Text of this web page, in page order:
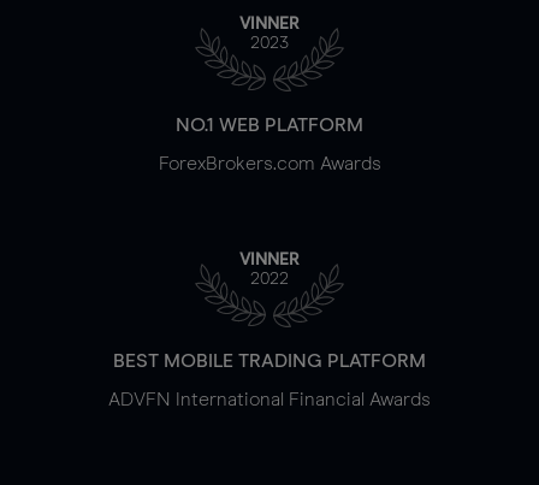
VINNER
2023
NO.1 WEB PLATFORM
ForexBrokers.com Awards
VINNER
2022
BEST MOBILE TRADING PLATFORM
ADVFN International Financial Awards